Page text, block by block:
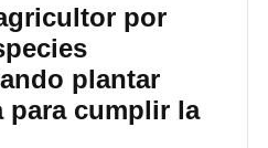
por
plantar
para cumplir la